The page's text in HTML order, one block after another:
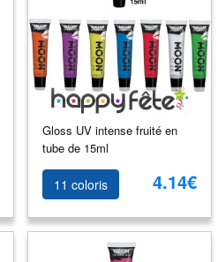
Gloss UV intense fruité en
tube de 15ml
11 coloris 4.14€